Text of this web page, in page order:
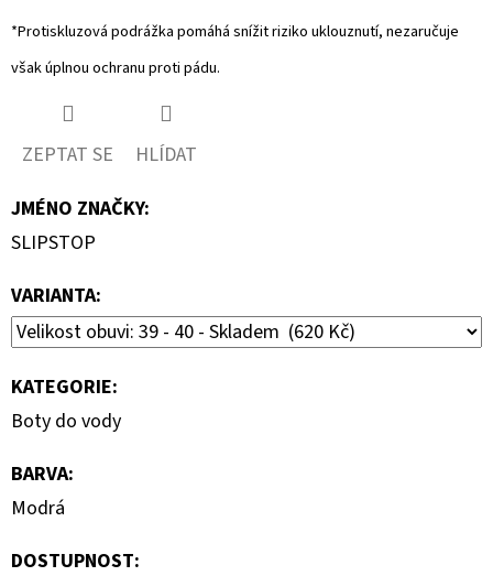
*Protiskluzová podrážka pomáhá snížit riziko uklouznutí, nezaručuje
však úplnou ochranu proti pádu.
ZEPTAT SE
HLÍDAT
JMÉNO ZNAČKY:
SLIPSTOP
VARIANTA:
KATEGORIE:
Boty do vody
BARVA:
Modrá
DOSTUPNOST: